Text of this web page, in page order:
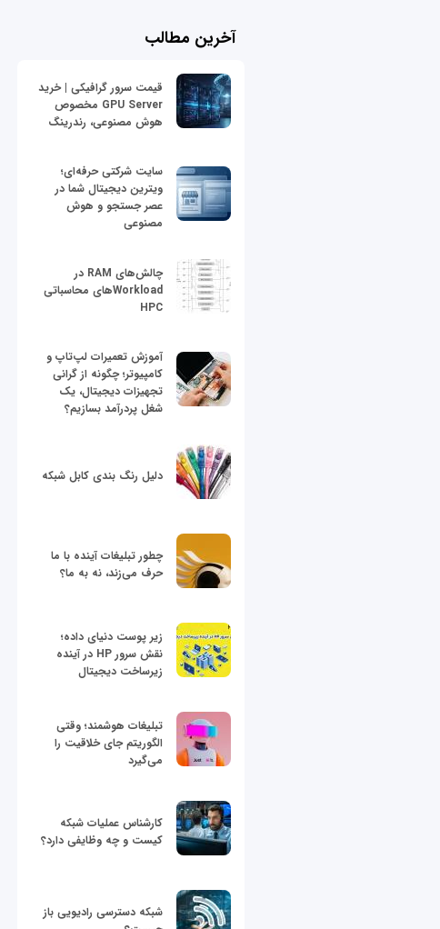
آخرین مطالب
قیمت سرور گرافیکی | خرید
GPU Server مخصوص
هوش مصنوعی، رندرینگ
سایت شرکتی حرفه‌ای؛
ویترین دیجیتال شما در
عصر جستجو و هوش
مصنوعی
چالش‌های RAM در
Workloadهای محاسباتی
HPC
آموزش تعمیرات لپ‌تاپ و
کامپیوتر؛ چگونه از گرانی
تجهیزات دیجیتال، یک
شغل پردرآمد بسازیم؟
دلیل رنگ بندی کابل شبکه
چطور تبلیغات آینده با ما
حرف می‌زند، نه به ما؟
زیر پوست دنیای داده؛
نقش سرور HP در آینده
زیرساخت دیجیتال
تبلیغات هوشمند؛ وقتی
الگوریتم جای خلاقیت را
می‌گیرد
کارشناس عملیات شبکه
کیست و چه وظایفی دارد؟
شبکه دسترسی رادیویی باز